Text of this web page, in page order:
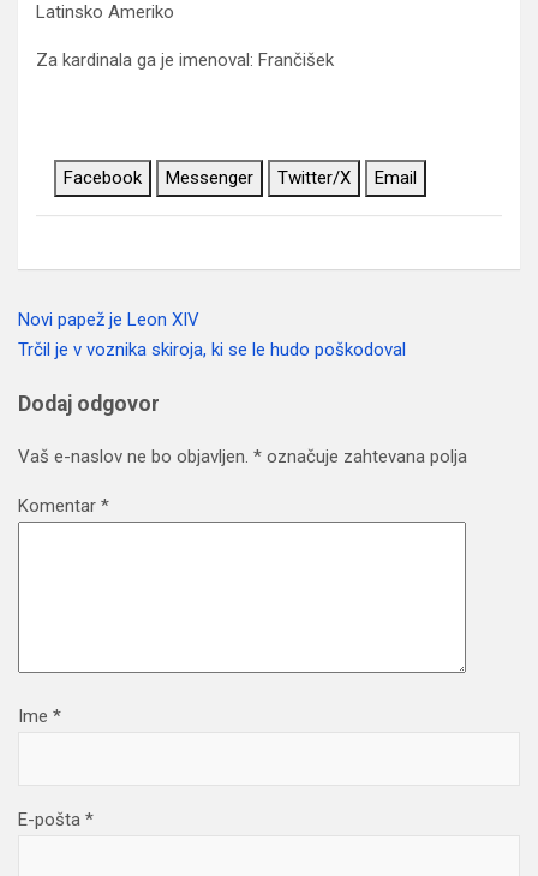
Latinsko Ameriko
Za kardinala ga je imenoval: Frančišek
Facebook Messenger Twitter/X Email
Navigacija
Novi papež je Leon XIV
Trčil je v voznika skiroja, ki se le hudo poškodoval
Dodaj odgovor
Vaš e-naslov ne bo objavljen. * označuje zahtevana polja
Komentar *
Ime *
E-pošta *